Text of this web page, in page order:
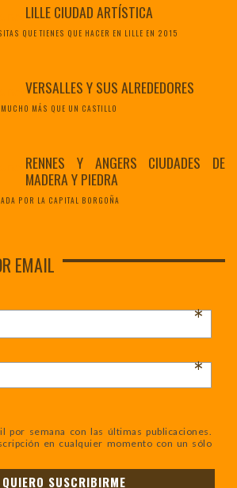
LILLE CIUDAD ARTÍSTICA
QUE TIENES QUE HACER EN LILLE EN 2015
VERSALLES Y SUS ALREDEDORES
MÁS QUE UN CASTILLO
RENNES Y ANGERS CIUDADES DE
MADERA Y PIEDRA
POR LA CAPITAL BORGOÑA
EMAIL
*
*
por semana con las últimas publicaciones.
en cualquier momento con un sólo